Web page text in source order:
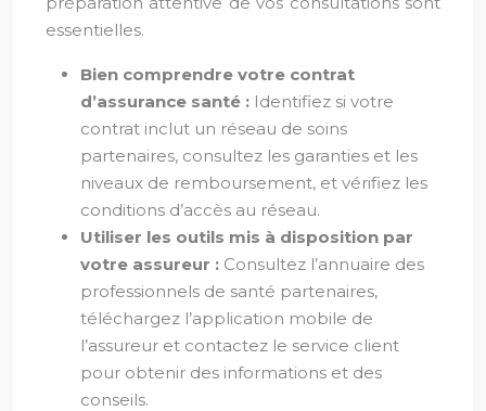
essentielles.
Bien comprendre votre contrat
d’assurance santé : Identifiez si votre
contrat inclut un réseau de soins
partenaires, consultez les garanties et les
niveaux de remboursement, et vérifiez les
conditions d’accès au réseau.
Utiliser les outils mis à disposition par
votre assureur : Consultez l’annuaire des
professionnels de santé partenaires,
téléchargez l’application mobile de
l’assureur et contactez le service client
pour obtenir des informations et des
conseils.